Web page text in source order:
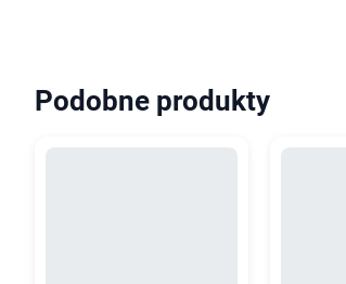
Podobne produkty